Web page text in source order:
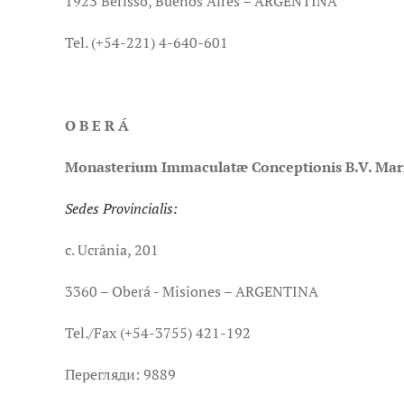
Tel. (+54-221) 4-640-601
O B E R Á
Monasterium Immaculatæ Conceptionis B.V.
Sedes Provincialis:
c. Ucrânia, 201
3360 – Oberá - Misiones – ARGENTINA
Tel./Fax (+54-3755) 421-192
Перегляди: 9889